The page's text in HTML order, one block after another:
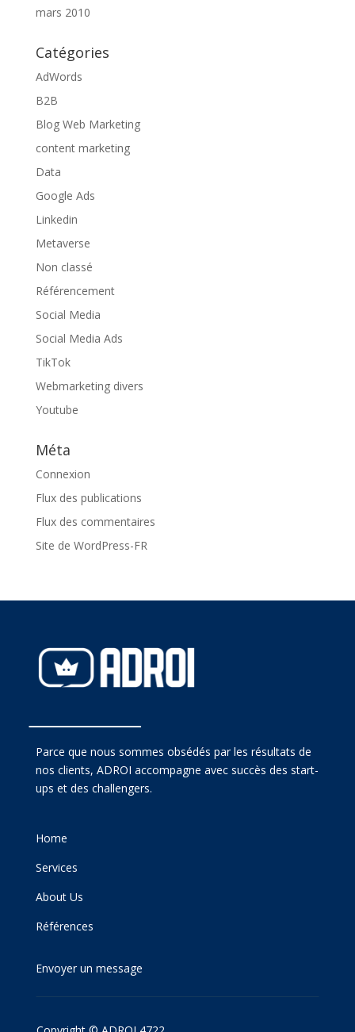
mars 2010
Catégories
AdWords
B2B
Blog Web Marketing
content marketing
Data
Google Ads
Linkedin
Metaverse
Non classé
Référencement
Social Media
Social Media Ads
TikTok
Webmarketing divers
Youtube
Méta
Connexion
Flux des publications
Flux des commentaires
Site de WordPress-FR
Parce que nous sommes obsédés par les résultats de
nos clients, ADROI accompagne avec succès des start-
ups et des challengers.
Home
Services
About Us
Références
Envoyer un message